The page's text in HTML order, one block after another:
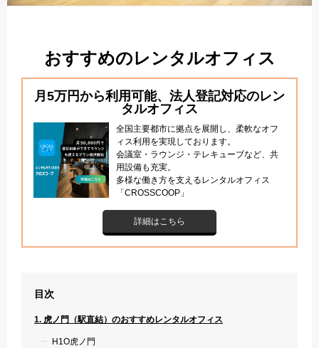
おすすめのレンタルオフィス
月5万円から利用可能、法人登記対応のレン
タルオフィス
全国主要都市に拠点を展開し、柔軟なオフ
ィス利用を実現しております。
会議室・ラウンジ・テレキューブなど、共
用設備も充実。
多様な働き方を支えるレンタルオフィス
「CROSSCOOP」
詳細はこちら
目次
1. 虎ノ門（駅直結）のおすすめレンタルオフィス
H1O虎ノ門